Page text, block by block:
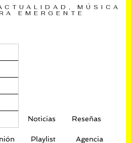
MÚSICA
EMERGENTE
Noticias Reseñas
Playlist Agencia